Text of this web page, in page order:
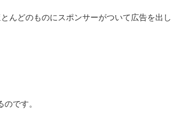
んどのものにスポンサーがついて広告を出し
です。